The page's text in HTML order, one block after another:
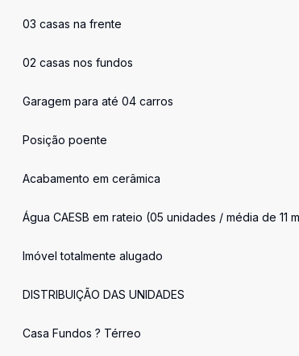
03 casas na frente
02 casas nos fundos
Garagem para até 04 carros
Posição poente
Acabamento em cerâmica
Água CAESB em rateio (05 unidades / média de 11
Imóvel totalmente alugado
DISTRIBUIÇÃO DAS UNIDADES
Casa Fundos ? Térreo